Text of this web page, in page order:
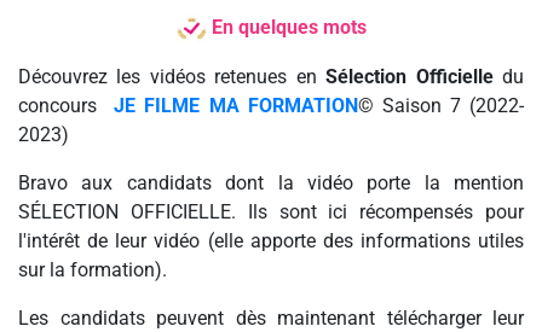
En quelques mots
Découvrez les vidéos retenues en Sélection Officielledu
concoursJE FILME MA FORMATION© Saison 7 (2022-
2023)
Bravo aux candidats dont la vidéo porte la mention
SÉLECTION OFFICIELLE. Ils sont ici récompensés pour
l'intérêt de leur vidéo (elle apporte des informations utiles
sur la formation).
Les candidats peuvent dès maintenant télécharger leur